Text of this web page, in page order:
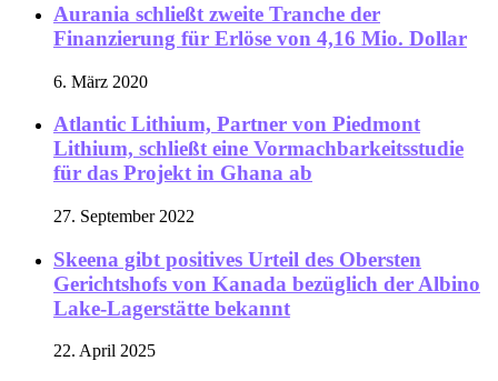
Aurania schließt zweite Tranche der
Finanzierung für Erlöse von 4,16 Mio. Dollar
6. März 2020
Atlantic Lithium, Partner von Piedmont
Lithium, schließt eine Vormachbarkeitsstudie
für das Projekt in Ghana ab
27. September 2022
Skeena gibt positives Urteil des Obersten
Gerichtshofs von Kanada bezüglich der Albino
Lake-Lagerstätte bekannt
22. April 2025